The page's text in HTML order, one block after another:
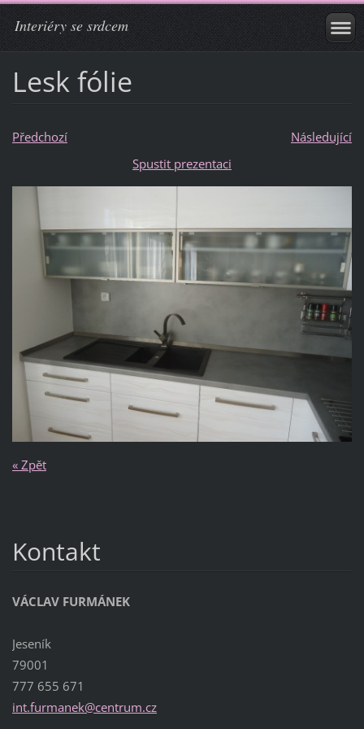
Interiéry se srdcem
Lesk fólie
Předchozí
Následující
Spustit prezentaci
« Zpět
Kontakt
VÁCLAV FURMÁNEK
Jeseník
79001
777 655 671
int.furmanek@centrum.cz